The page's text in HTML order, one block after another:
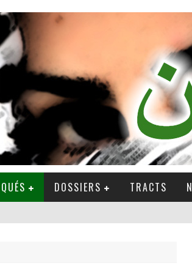
DOSSIERS TRACTS